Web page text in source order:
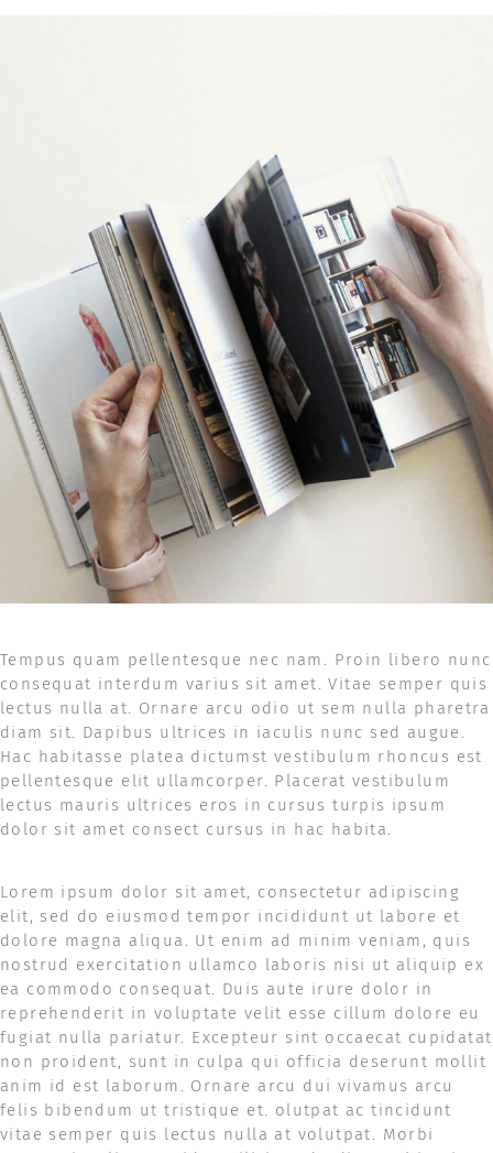
Tempus quam pellentesque nec nam. Proin libero nunc
consequat interdum varius sit amet. Vitae semper quis
lectus nulla at. Ornare arcu odio ut sem nulla pharetra
diam sit. Dapibus ultrices in iaculis nunc sed augue.
Hac habitasse platea dictumst vestibulum rhoncus est
pellentesque elit ullamcorper. Placerat vestibulum
lectus mauris ultrices eros in cursus turpis ipsum
dolor sit amet consect cursus in hac habita.
Lorem ipsum dolor sit amet, consectetur adipiscing
elit, sed do eiusmod tempor incididunt ut labore et
dolore magna aliqua. Ut enim ad minim veniam, quis
nostrud exercitation ullamco laboris nisi ut aliquip ex
ea commodo consequat. Duis aute irure dolor in
reprehenderit in voluptate velit esse cillum dolore eu
fugiat nulla pariatur. Excepteur sint occaecat cupidatat
non proident, sunt in culpa qui officia deserunt mollit
anim id est laborum. Ornare arcu dui vivamus arcu
felis bibendum ut tristique et. olutpat ac tincidunt
vitae semper quis lectus nulla at volutpat. Morbi